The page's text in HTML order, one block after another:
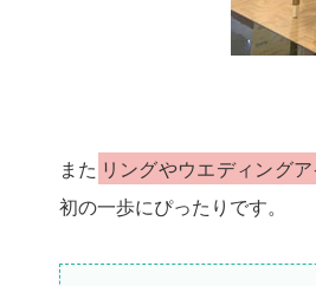
また リングやウエディング
初の一歩にぴったりです。